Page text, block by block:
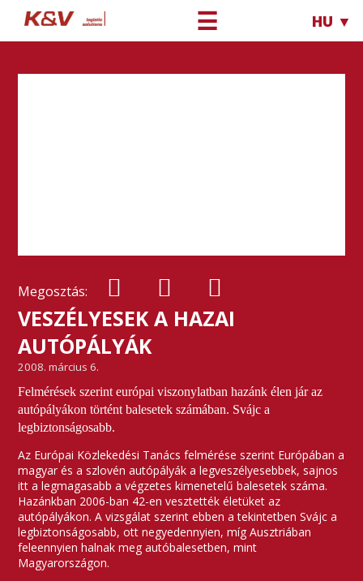
☰ HU ▼
Megosztás:
VESZÉLYESEK A HAZAI
AUTÓPÁLYÁK
2008. március 6.
Felmérések szerint európai viszonylatban hazánk élen jár az
autópályákon történt balesetek számában. Svájc a
legbiztonságosabb.
Az Európai Közlekedési Tanács felmérése szerint Európában a
magyar és a szlovén autópályák a legveszélyesebbek, sajnos
itt a legmagasabb a végzetes kimenetelű balesetek száma.
Hazánkban 2006-ban 42-en vesztették életüket az
autópályákon. A vizsgálat szerint ebben a tekintetben Svájc a
legbiztonságosabb, ott negyedennyien, míg Ausztriában
feleennyien halnak meg autóbalesetben, mint
Magyarországon.